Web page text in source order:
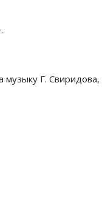
музыку Г. Свиридова,